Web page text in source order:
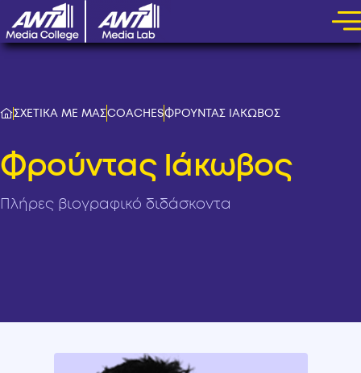
ΣΧΕΤΙΚΑ ΜΕ ΜΑΣCOACHESΦΡΟΥΝΤΑΣ ΙΑΚΩΒΟΣ
Φρούντας Ιάκωβος
Πλήρες βιογραφικό διδάσκοντα